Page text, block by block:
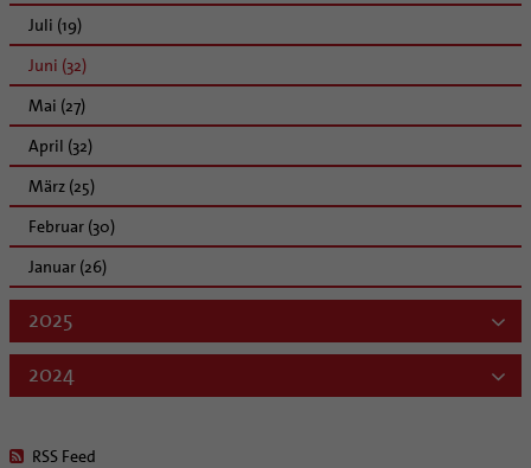
Juli (19)
Juni (32)
Mai (27)
April (32)
März (25)
Februar (30)
Januar (26)
2025
2024
RSS Feed